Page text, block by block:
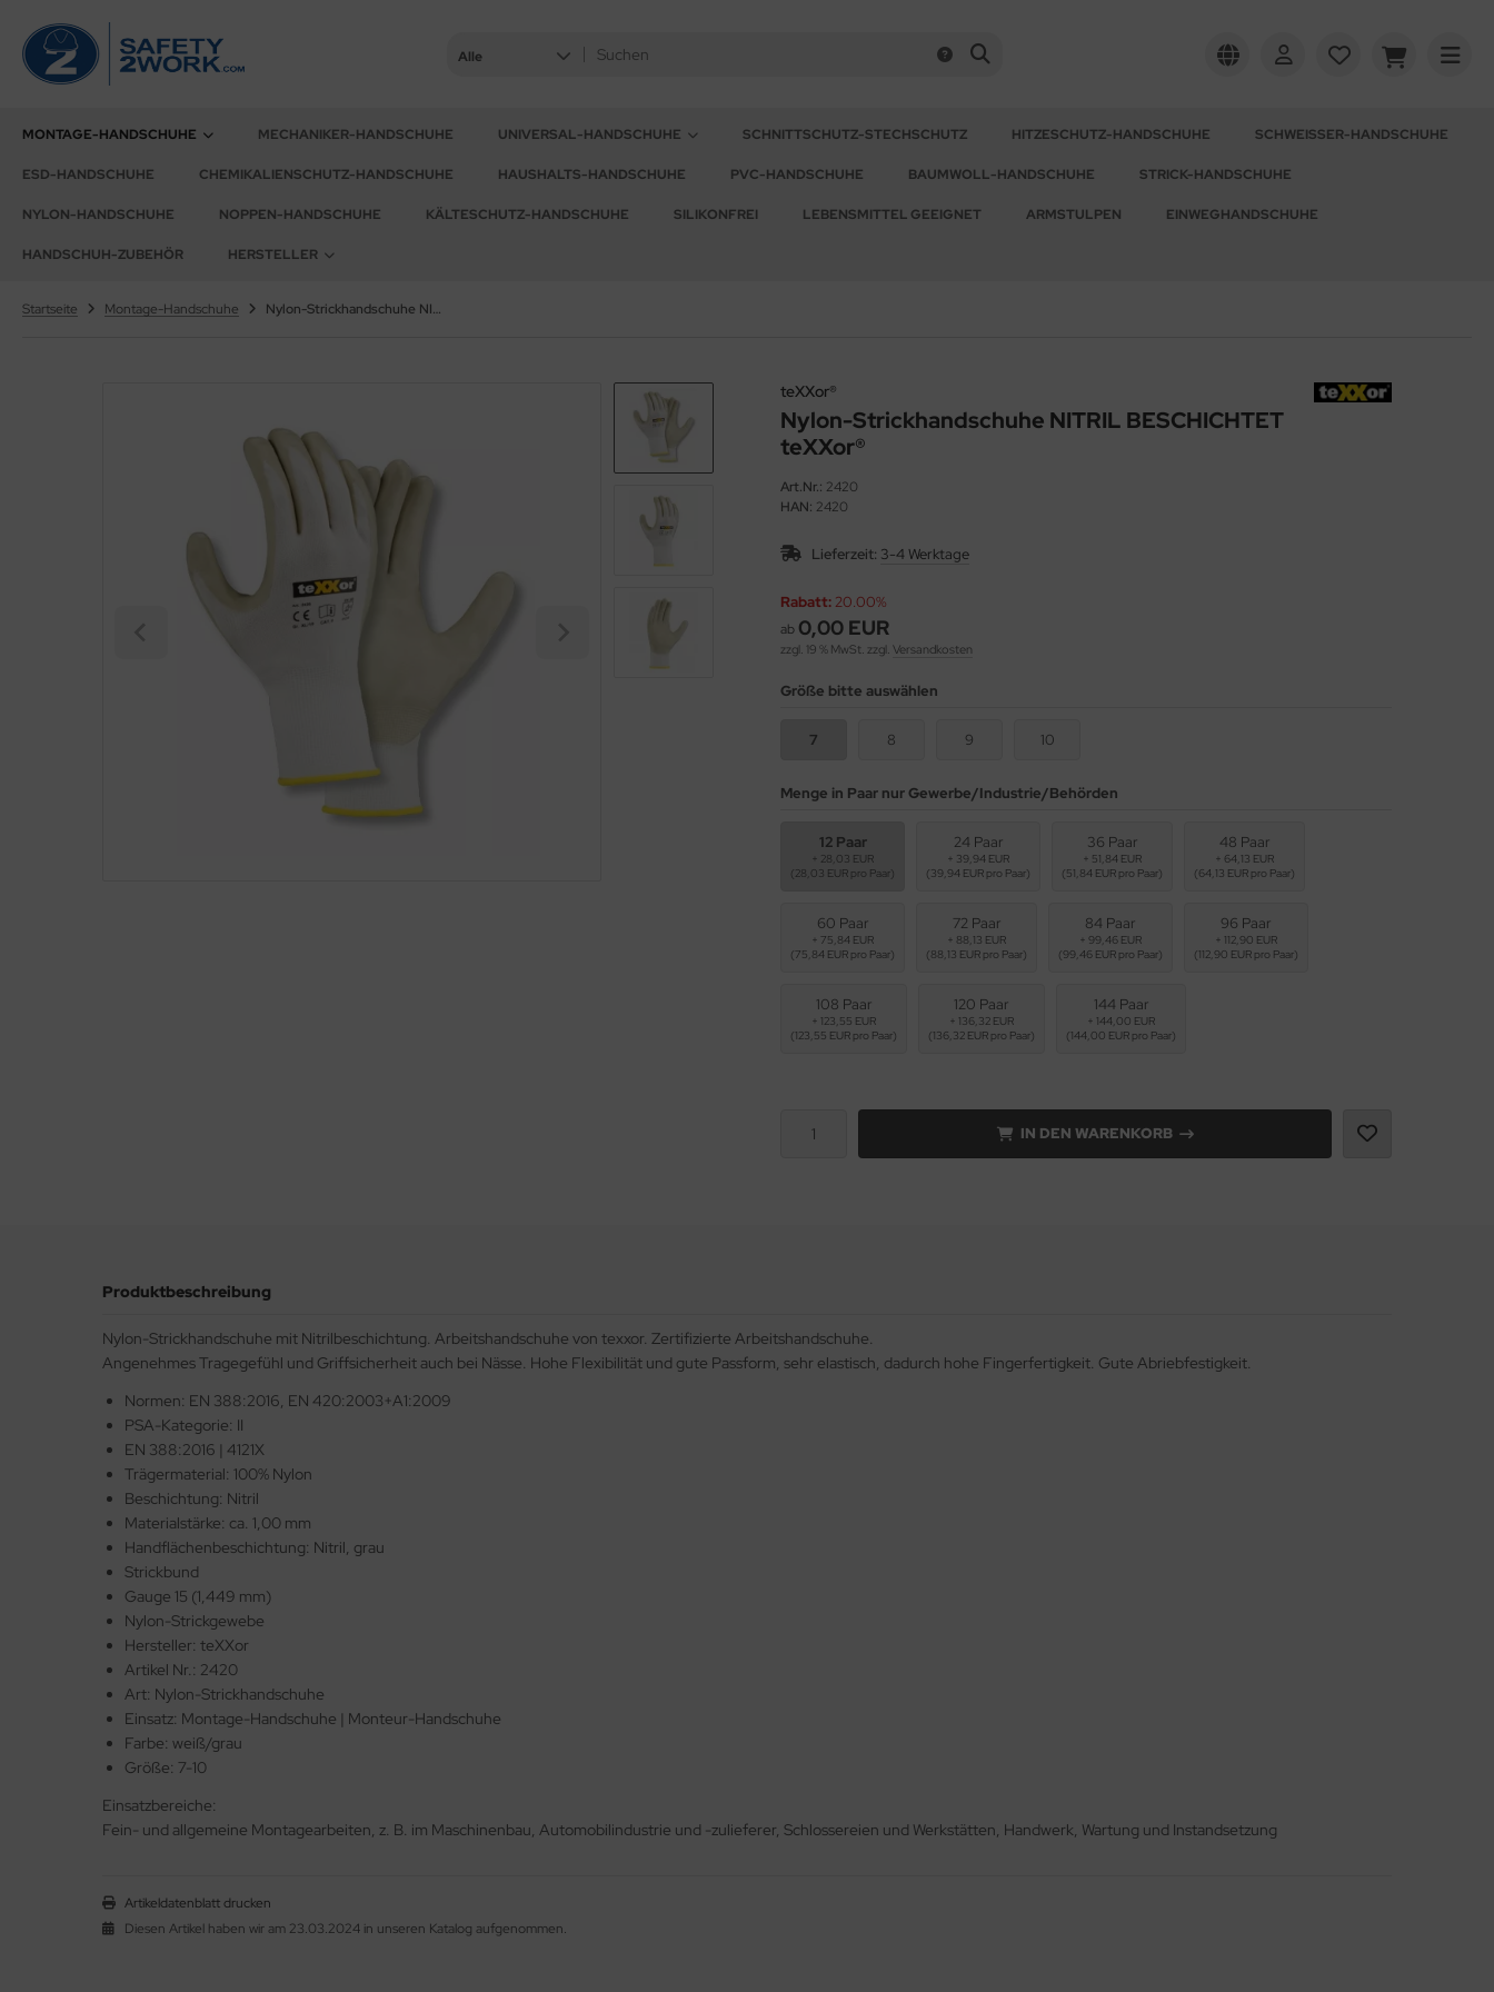
Alle
MONTAGE-HANDSCHUHE MECHANIKER-HANDSCHUHE UNIVERSAL-HANDSCHUHE SCHNITTSCHUTZ-STECHSCHUTZ HITZESCHUTZ-HANDSCHUHE SCHWEISSER-HANDSCHUHE
ESD-HANDSCHUHE CHEMIKALIENSCHUTZ-HANDSCHUHE HAUSHALTS-HANDSCHUHE PVC-HANDSCHUHE BAUMWOLL-HANDSCHUHE STRICK-HANDSCHUHE
NYLON-HANDSCHUHE NOPPEN-HANDSCHUHE KÄLTESCHUTZ-HANDSCHUHE SILIKONFREI LEBENSMITTEL GEEIGNET ARMSTULPEN EINWEGHANDSCHUHE
HANDSCHUH-ZUBEHÖR HERSTELLER
Startseite Montage-Handschuhe Nylon-Strickhandschuhe NITRIL BESCHICHTET texxor 2420 Montage-Handschuhe
teXXor®
Nylon-Strickhandschuhe NITRIL BESCHICHTET
teXXor®
Art.Nr.: 2420
HAN: 2420
Lieferzeit: 3-4 Werktage
Rabatt: 20.00%
ab 0,00 EUR
zzgl. 19 % MwSt. zzgl. Versandkosten
Größe bitte auswählen
7 8 9 10
Menge in Paar nur Gewerbe/Industrie/Behörden
12 Paar
+ 28,03 EUR
(28,03 EUR pro Paar)
24 Paar
+ 39,94 EUR
(39,94 EUR pro Paar)
36 Paar
+ 51,84 EUR
(51,84 EUR pro Paar)
48 Paar
+ 64,13 EUR
(64,13 EUR pro Paar)
60 Paar
+ 75,84 EUR
(75,84 EUR pro Paar)
72 Paar
+ 88,13 EUR
(88,13 EUR pro Paar)
84 Paar
+ 99,46 EUR
(99,46 EUR pro Paar)
96 Paar
+ 112,90 EUR
(112,90 EUR pro Paar)
108 Paar
+ 123,55 EUR
(123,55 EUR pro Paar)
120 Paar
+ 136,32 EUR
(136,32 EUR pro Paar)
144 Paar
+ 144,00 EUR
(144,00 EUR pro Paar)
IN DEN WARENKORB
Produktbeschreibung
Nylon-Strickhandschuhe mit Nitrilbeschichtung. Arbeitshandschuhe von texxor. Zertifizierte Arbeitshandschuhe.
Angenehmes Tragegefühl und Griffsicherheit auch bei Nässe. Hohe Flexibilität und gute Passform, sehr elastisch, dadurch hohe Fingerfertigkeit. Gute Abriebfestigkeit.
Normen: EN 388:2016, EN 420:2003+A1:2009
PSA-Kategorie: II
EN 388:2016 | 4121X
Trägermaterial: 100% Nylon
Beschichtung: Nitril
Materialstärke: ca. 1,00 mm
Handflächenbeschichtung: Nitril, grau
Strickbund
Gauge 15 (1,449 mm)
Nylon-Strickgewebe
Hersteller: teXXor
Artikel Nr.: 2420
Art: Nylon-Strickhandschuhe
Einsatz: Montage-Handschuhe | Monteur-Handschuhe
Farbe: weiß/grau
Größe: 7-10
Einsatzbereiche:
Fein- und allgemeine Montagearbeiten, z. B. im Maschinenbau, Automobilindustrie und -zulieferer, Schlossereien und Werkstätten, Handwerk, Wartung und Instandsetzung
Artikeldatenblatt drucken
Diesen Artikel haben wir am 23.03.2024 in unseren Katalog aufgenommen.
ALLES ANZEIGEN AUS UNIVERSAL-HANDSCHUHE
Universal-Handschuhe